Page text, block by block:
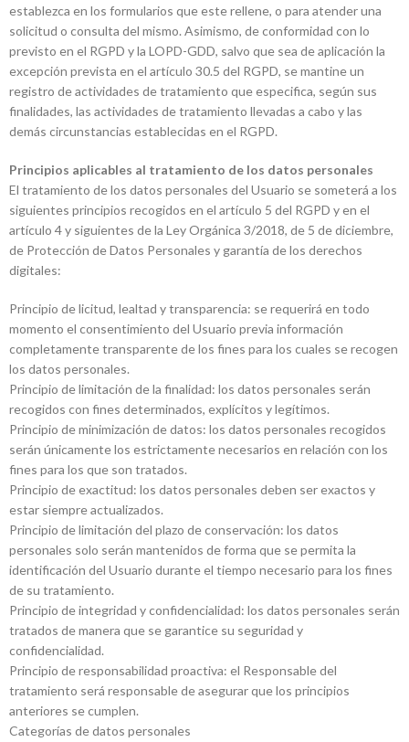
establezca en los formularios que este rellene, o para atender una
solicitud o consulta del mismo. Asimismo, de conformidad con lo
previsto en el RGPD y la LOPD-GDD, salvo que sea de aplicación la
excepción prevista en el artículo 30.5 del RGPD, se mantine un
registro de actividades de tratamiento que especifica, según sus
finalidades, las actividades de tratamiento llevadas a cabo y las
demás circunstancias establecidas en el RGPD.
Principios aplicables al tratamiento de los datos personales
El tratamiento de los datos personales del Usuario se someterá a los
siguientes principios recogidos en el artículo 5 del RGPD y en el
artículo 4 y siguientes de la Ley Orgánica 3/2018, de 5 de diciembre,
de Protección de Datos Personales y garantía de los derechos
digitales:
Principio de licitud, lealtad y transparencia: se requerirá en todo
momento el consentimiento del Usuario previa información
completamente transparente de los fines para los cuales se recogen
los datos personales.
Principio de limitación de la finalidad: los datos personales serán
recogidos con fines determinados, explícitos y legítimos.
Principio de minimización de datos: los datos personales recogidos
serán únicamente los estrictamente necesarios en relación con los
fines para los que son tratados.
Principio de exactitud: los datos personales deben ser exactos y
estar siempre actualizados.
Principio de limitación del plazo de conservación: los datos
personales solo serán mantenidos de forma que se permita la
identificación del Usuario durante el tiempo necesario para los fines
de su tratamiento.
Principio de integridad y confidencialidad: los datos personales serán
tratados de manera que se garantice su seguridad y
confidencialidad.
Principio de responsabilidad proactiva: el Responsable del
tratamiento será responsable de asegurar que los principios
anteriores se cumplen.
Categorías de datos personales